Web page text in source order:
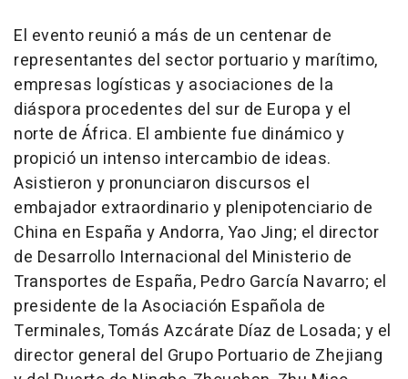
El evento reunió a más de un centenar de
representantes del sector portuario y marítimo,
empresas logísticas y asociaciones de la
diáspora procedentes del sur de Europa y el
norte de África. El ambiente fue dinámico y
propició un intenso intercambio de ideas.
Asistieron y pronunciaron discursos el
embajador extraordinario y plenipotenciario de
China en España y Andorra, Yao Jing; el director
de Desarrollo Internacional del Ministerio de
Transportes de España, Pedro García Navarro; el
presidente de la Asociación Española de
Terminales, Tomás Azcárate Díaz de Losada; y el
director general del Grupo Portuario de Zhejiang